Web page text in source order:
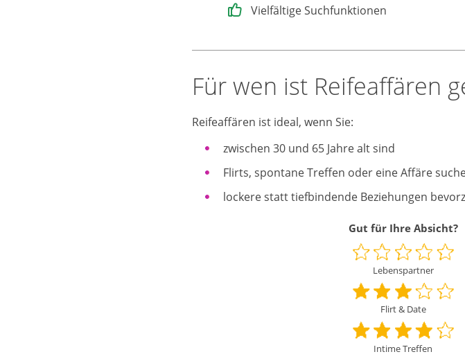
Vielfältige Suchfunktionen
Für wen ist Reifeaffären
Reifeaffären ist ideal, wenn Sie:
zwischen 30 und 65 Jahre alt sind
Flirts, spontane Treffen oder eine Affäre
lockere statt tiefbindende Beziehungen
Gut für Ihre Absicht?
Lebenspartner
Flirt & Date
Intime Treffen